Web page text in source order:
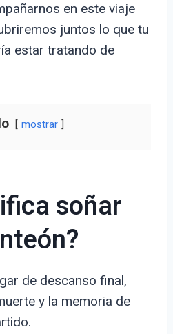
en este viaje
juntos lo que tu
estar tratando de
mostrar
soñar
de descanso final,
y la memoria de